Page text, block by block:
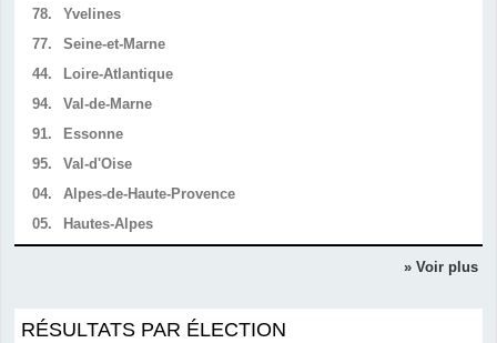
78.
Yvelines
77.
Seine-et-Marne
44.
Loire-Atlantique
94.
Val-de-Marne
91.
Essonne
95.
Val-d'Oise
04.
Alpes-de-Haute-Provence
05.
Hautes-Alpes
» Voir plus
RÉSULTATS PAR ÉLECTION